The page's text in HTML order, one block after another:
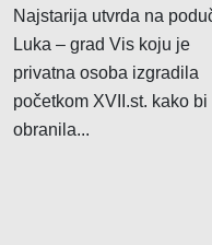
Najstarija utvrda na
Luka – grad Vis koju je
privatna osoba izgradila
početkom XVII.st. kako bi
obranila...